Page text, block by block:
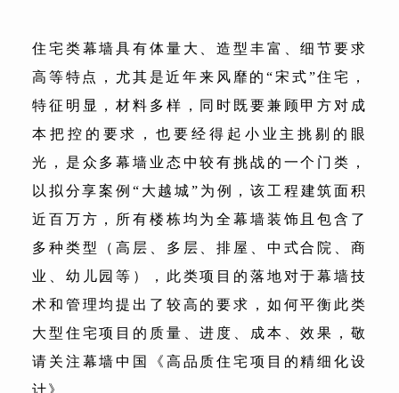
住宅类幕墙具有体量大、造型丰富、细节要求
高等特点，尤其是近年来风靡的“宋式”住宅，
特征明显，材料多样，同时既要兼顾甲方对成
本把控的要求，也要经得起小业主挑剔的眼
光，是众多幕墙业态中较有挑战的一个门类，
以拟分享案例“大越城”为例，该工程建筑面积
近百万方，所有楼栋均为全幕墙装饰且包含了
多种类型（高层、多层、排屋、中式合院、商
业、幼儿园等），此类项目的落地对于幕墙技
术和管理均提出了较高的要求，如何平衡此类
大型住宅项目的质量、进度、成本、效果，敬
请关注幕墙中国《高品质住宅项目的精细化设
计》。